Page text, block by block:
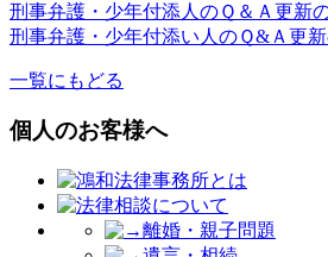
刑事弁護・少年付添人のＱ＆Ａ更新
刑事弁護・少年付添い人のＱ&Ａ更
一覧にもどる
個人のお客様へ
離婚・親子問題